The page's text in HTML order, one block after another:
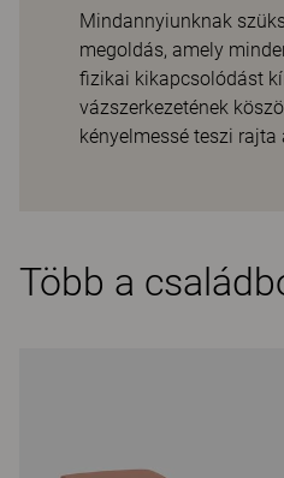
Mindannyiunknak
megoldás, amely
fizikai kikapcsolódást
vázszerkezetének
kényelmessé teszi rajta
Több a